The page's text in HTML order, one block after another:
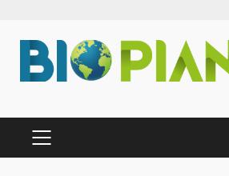
Inhalt
springen
PRIMÄRES
MENÜ